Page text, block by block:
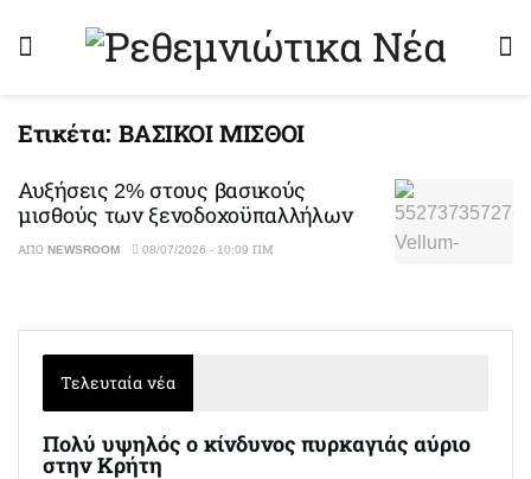
Ετικέτα:ΒΑΣΙΚΟΙ ΜΙΣΘΟΙ
Αυξήσεις 2% στους βασικούς
μισθούς των ξενοδοχοϋπαλλήλων
ΑΠΌ NEWSROOM 08/07/2026 - 10:09 ΠΜ
Τελευταία νέα
Πολύ υψηλός ο κίνδυνος πυρκαγιάς αύριο
στην Κρήτη